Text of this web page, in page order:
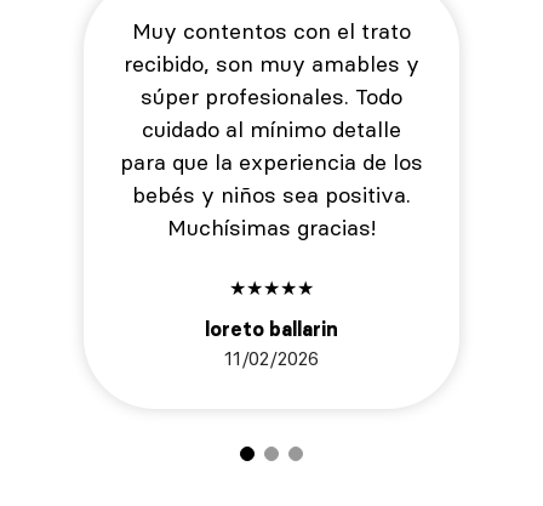
Muy contentos con el trato
recibido, son muy amables y
súper profesionales. Todo
cuidado al mínimo detalle
para que la experiencia de los
bebés y niños sea positiva.
Muchísimas gracias!
★★★★★
loreto ballarin
11/02/2026